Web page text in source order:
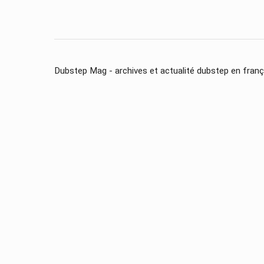
Dubstep Mag - archives et actualité dubstep en